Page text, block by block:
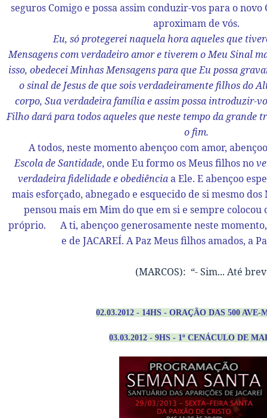
seguros Comigo e possa assim conduzir-vos para o novo
aproximam de vós.
Eu, só protegerei naquela hora aqueles que
Mensagens com verdadeiro amor e tiverem o Meu Sinal
isso, obedecei Minhas Mensagens para que Eu possa
o sinal de Jesus de que sois verdadeiramente filhos do
corpo, Sua verdadeira família e assim possa introduzir-
Filho dará para todos aqueles que neste tempo da grande
o fim.
A todos, neste momento abençoo com amor,
Escola de Santidade, onde Eu formo os Meus filhos no
verdadeira fidelidade e obediênciaa Ele. E abençoo
mais esforçado, abnegado e esquecido de si mesmo
pensou mais em Mim do que em si e sempre colocou
próprio. A ti, abençoo generosamente neste momento,
e de JACAREÍ. A Paz Meus filhos amados, a
(MARCOS): “- Sim... Até
02.03.2012 - 14HS - ORAÇÃO DAS 500 AVE-
03.03.2012 - 9HS - 1º CENÁCULO DE